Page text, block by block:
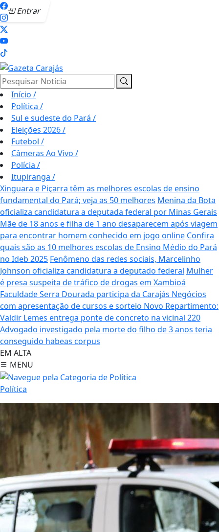
Entrar
Pesquisar Notícia
Início /
Política /
Sul e sudeste do Pará /
Eleições 2026/
Futebol /
Câmeras Ao Vivo /
Polícia /
Itupiranga /
Xinguara e Piçarra têm as melhores escolas de ensino
fundamental do Pará; veja as 50 melhores Menina da Bota
oficializa candidatura a deputada federal por Minas Gerais
Mãe de 18 anos e filha de 1 ano desaparecem após viagem
para encontrar homem conhecido em jogo online Confira
quais são as 10 melhores escolas de Ensino Médio do Pará
no Ideb 2025 Fenômeno das redes sociais, Marcelinho
Johnson oficializa candidatura a deputado federal Mulher
é presa suspeita de tráfico de drogas em Xambioá
Faculdade Serra Dourada participa da Carajás Negócios
com apresentação de cursos e sorteio Novo Repartimento:
Valdir Lemes entrega ponte de concreto na vicinal 220
Advogado investigado pela morte do filho de 3 anos teria
conseguido habeas corpus
EM ALTA
MENU
Política